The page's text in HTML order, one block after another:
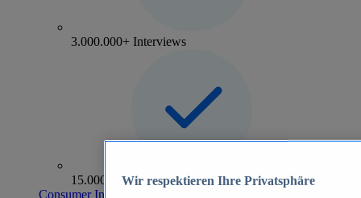
3.000.000+ Interviews
15.000+ Marken
Consumer Insights entdecken
Wir respektieren Ihre Privatsphäre